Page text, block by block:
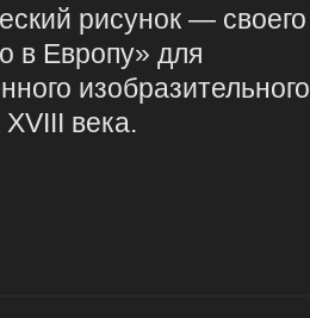
рисунок — своего
в Европу» для
изобразительного
XVIII века.